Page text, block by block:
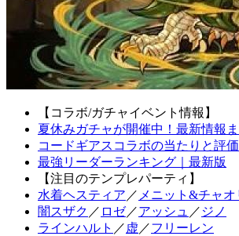
【コラボ/ガチャイベント情報】
夏休みガチャが開催中！最新情報
コードギアスコラボの当たりと評価
最強リーダーランキング｜最新版
【注目のテンプレパーティ】
水着ヘスティア ／ メニット&チャオ
闇スザク ／ ロゼ／アッシュ ／ ジノ
ラインハルト ／ 虚 ／フリーレン